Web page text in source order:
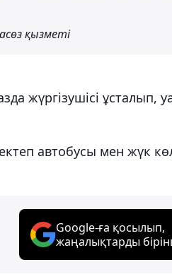
қызметі
жүргізушісі ұсталып,
автобусы мен жүк
Google-ға қосылып,
жаңалықтарды